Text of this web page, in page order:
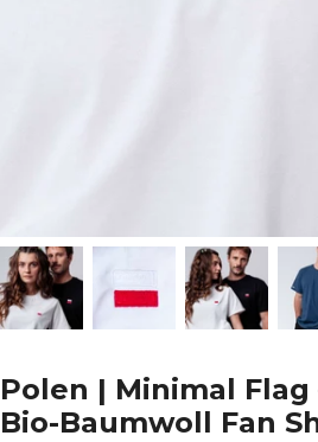
Polen | Minimal
Bio-Baumwoll Fan